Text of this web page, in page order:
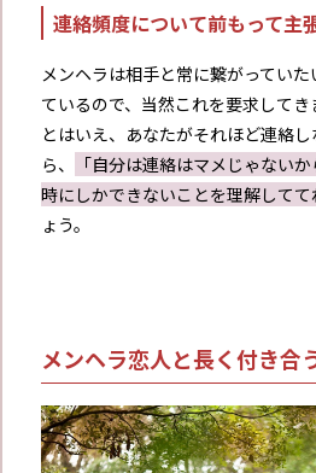
連絡頻度について前もって主
メンヘラは相手と常に繋がってい
ているので、当然これを要求してき
とはいえ、あなたがそれほど連絡
ら、
「自分は連絡はマメじゃない
時にしかできないことを理解してて
ょう。
メンヘラ恋人と長く付き合